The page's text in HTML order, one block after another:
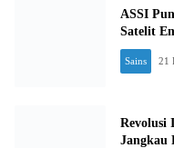
ASSI
Satelit
Sains 21
Revolusi
Jangkau